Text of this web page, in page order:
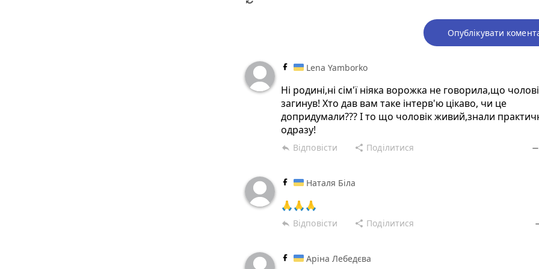
Опублікувати
Lena Yamborko
Ні родині,ні сім'ї ніяка ворожка не говорила,що
загинув! Хто дав вам таке інтерв'ю цікаво, чи це
допридумали??? І то що чоловік живий,знали
одразу!
reply Відповісти share Поділитися remove
Наталя Біла
🙏🙏🙏
reply Відповісти share Поділитися
Аріна Лебедєва